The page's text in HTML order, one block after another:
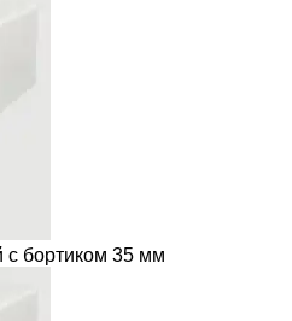
с бортиком 35 мм